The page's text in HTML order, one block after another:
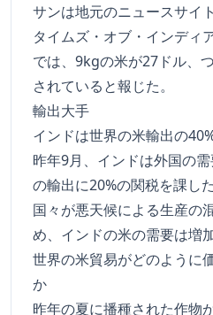
サンは地元のニュースサイ
タイムズ・オブ・インディ
では、9kgの米が27ドル、
されていると報じた。
輸出大手
インドは世界の米輸出の
昨年9月、インドは外国の
の輸出に20%の関税を課し
国々が悪天候による生産の
め、インドの米の需要は増
世界の米貿易がどのように
か
昨年の夏に播種された作物